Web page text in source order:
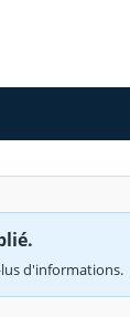
d'informations.